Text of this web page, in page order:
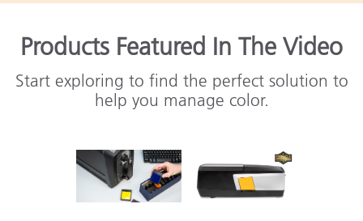
Products Featured In The Video
Start exploring to find the perfect solution to
help you manage color.